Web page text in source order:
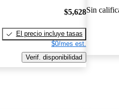
$5,628
El precio incluye tasas
$0/mes est.
Verif. disponibilidad
Sin